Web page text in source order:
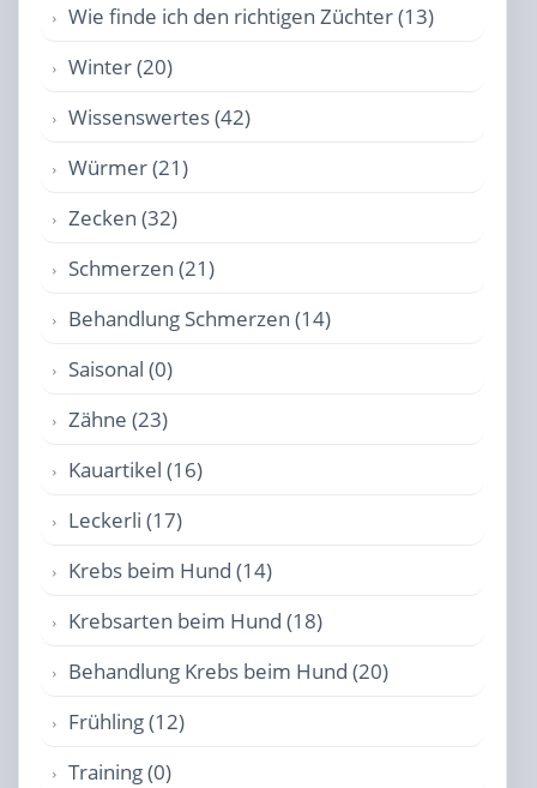
Wie finde ich den richtigen Züchter (13)
Winter (20)
Wissenswertes (42)
Würmer (21)
Zecken (32)
Schmerzen (21)
Behandlung Schmerzen (14)
Saisonal (0)
Zähne (23)
Kauartikel (16)
Leckerli (17)
Krebs beim Hund (14)
Krebsarten beim Hund (18)
Behandlung Krebs beim Hund (20)
Frühling (12)
Training (0)